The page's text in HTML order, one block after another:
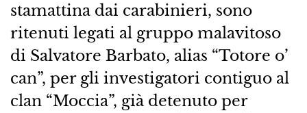
stamattina dai carabinieri, sono
ritenuti legati al gruppo malavitoso
di Salvatore Barbato, alias “Totore o’
can”, per gli investigatori contiguo al
clan “Moccia”, già detenuto per